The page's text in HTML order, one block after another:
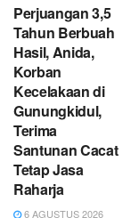
Perjuangan 3,5
Tahun Berbuah
Hasil, Anida,
Korban
Kecelakaan di
Gunungkidul,
Terima
Santunan Cacat
Tetap Jasa
Raharja
6 AGUSTUS 2026